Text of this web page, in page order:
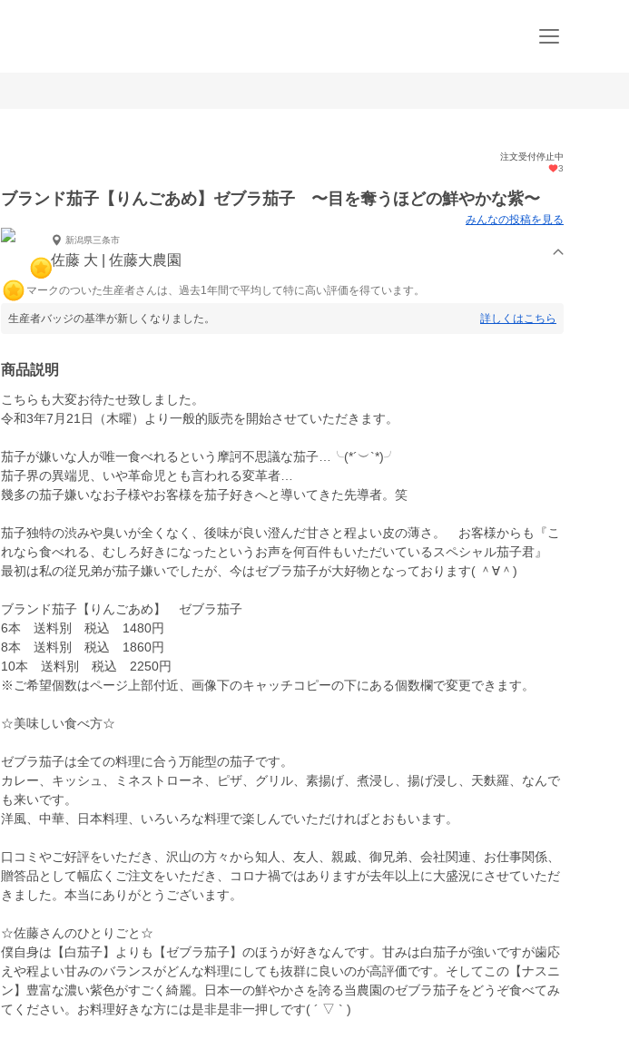
注文受付停止中
3
ブランド茄子【りんごあめ】ゼブラ茄子 〜目を奪うほどの鮮やかな紫〜
みんなの投稿を見る
新潟県三条市
佐藤 大 | 佐藤大農園
マークのついた生産者さんは、過去1年間で平均して特に高い評価を得ています。
生産者バッジの基準が新しくなりました。 詳しくはこちら
商品説明
こちらも大変お待たせ致しました。
令和3年7月21日（木曜）より一般的販売を開始させていただきます。
茄子が嫌いな人が唯一食べれるという摩訶不思議な茄子…╰(*´︶`*)╯
茄子界の異端児、いや革命児とも言われる変革者…
幾多の茄子嫌いなお子様やお客様を茄子好きへと導いてきた先導者。笑
茄子独特の渋みや臭いが全くなく、後味が良い澄んだ甘さと程よい皮の薄さ。 お客様からも『こ
れなら食べれる、むしろ好きになったというお声を何百件もいただいているスペシャル茄子君』
最初は私の従兄弟が茄子嫌いでしたが、今はゼブラ茄子が大好物となっております( ＾∀＾)
ブランド茄子【りんごあめ】 ゼブラ茄子
6本 送料別 税込 1480円
8本 送料別 税込 1860円
10本 送料別 税込 2250円
※ご希望個数はページ上部付近、画像下のキャッチコピーの下にある個数欄で変更できます。
☆美味しい食べ方☆
ゼブラ茄子は全ての料理に合う万能型の茄子です。
カレー、キッシュ、ミネストローネ、ピザ、グリル、素揚げ、煮浸し、揚げ浸し、天麩羅、なんで
も来いです。
洋風、中華、日本料理、いろいろな料理で楽しんでいただければとおもいます。
口コミやご好評をいただき、沢山の方々から知人、友人、親戚、御兄弟、会社関連、お仕事関係、
贈答品として幅広くご注文をいただき、コロナ禍ではありますが去年以上に大盛況にさせていただ
きました。本当にありがとうございます。
☆佐藤さんのひとりごと☆
僕自身は【白茄子】よりも【ゼブラ茄子】のほうが好きなんです。甘みは白茄子が強いですが歯応
えや程よい甘みのバランスがどんな料理にしても抜群に良いのが高評価です。そしてこの【ナスニ
ン】豊富な濃い紫色がすごく綺麗。日本一の鮮やかさを誇る当農園のゼブラ茄子をどうぞ食べてみ